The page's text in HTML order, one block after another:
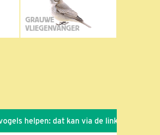
GRAUWE
VLIEGENVANGER
helpen: dat kan via de link! *